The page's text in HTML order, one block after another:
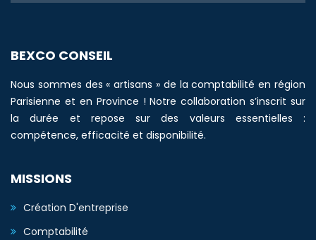
BEXCO CONSEIL
Nous sommes des « artisans » de la comptabilité en région
Parisienne et en Province ! Notre collaboration s’inscrit sur
la durée et repose sur des valeurs essentielles :
compétence, efficacité et disponibilité.
MISSIONS
Création D'entreprise
Comptabilité